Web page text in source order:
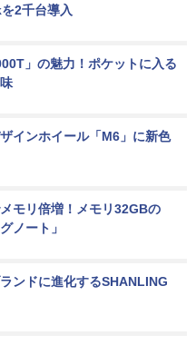
2千台導入
」の魅力！ポケットに入る
インホイール「M6」に新色
モリ倍増！メモリ32GBの
ノート」
ンドに進化するSHANLING